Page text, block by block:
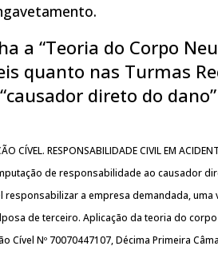
a “Teoria do Corpo
quanto nas Turmas
direto do
CÍVEL. RESPONSABILIDADE CIVIL EM
de responsabilidade ao causador
responsabilizar a empresa demandada,
de terceiro. Aplicação da teoria do corpo
Cível Nº 70070447107, Décima Primeira